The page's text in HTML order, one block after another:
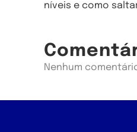
níveis e como
Nenhum